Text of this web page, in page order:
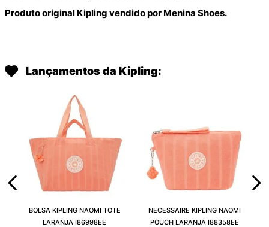
Produto original Kipling vendido por Menina Shoes.
Lançamentos da Kipling:
BOLSA KIPLING NAOMI TOTE
LARANJA I86998EE
NECESSAIRE KIPLING NAOMI
POUCH LARANJA I88358EE